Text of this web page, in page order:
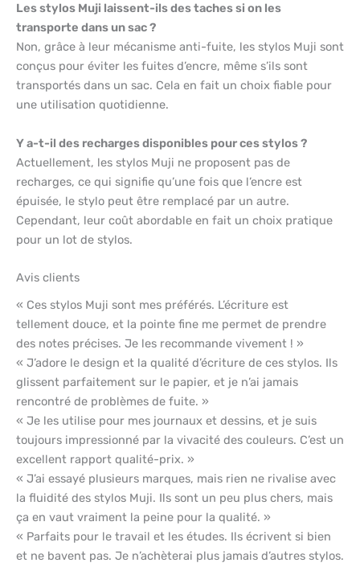
Les stylos Muji laissent-ils des taches si on les
transporte dans un sac ?
Non, grâce à leur mécanisme anti-fuite, les stylos Muji sont
conçus pour éviter les fuites d’encre, même s’ils sont
transportés dans un sac. Cela en fait un choix fiable pour
une utilisation quotidienne.
Y a-t-il des recharges disponibles pour ces stylos ?
Actuellement, les stylos Muji ne proposent pas de
recharges, ce qui signifie qu’une fois que l’encre est
épuisée, le stylo peut être remplacé par un autre.
Cependant, leur coût abordable en fait un choix pratique
pour un lot de stylos.
Avis clients
« Ces stylos Muji sont mes préférés. L’écriture est
tellement douce, et la pointe fine me permet de prendre
des notes précises. Je les recommande vivement ! »
« J’adore le design et la qualité d’écriture de ces stylos. Ils
glissent parfaitement sur le papier, et je n’ai jamais
rencontré de problèmes de fuite. »
« Je les utilise pour mes journaux et dessins, et je suis
toujours impressionné par la vivacité des couleurs. C’est un
excellent rapport qualité-prix. »
« J’ai essayé plusieurs marques, mais rien ne rivalise avec
la fluidité des stylos Muji. Ils sont un peu plus chers, mais
ça en vaut vraiment la peine pour la qualité. »
« Parfaits pour le travail et les études. Ils écrivent si bien
et ne bavent pas. Je n’achèterai plus jamais d’autres stylos.